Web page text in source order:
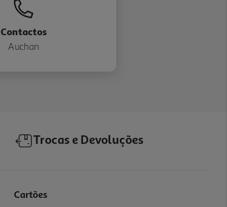
Contactos
Auchan
Trocas e Devoluções
Cartões